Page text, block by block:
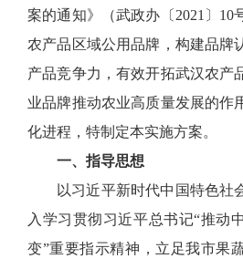
案的通知》（武政办〔2021〕10
农产品区域公用品牌，构建品牌
产品竞争力，有效开拓武汉农产
业品牌推动农业高质量发展的作
化进程，特制定本实施方案。
一、指导思想
以习近平新时代中国特色社
入学习贯彻习近平总书记“推动
变”重要指示精神，立足我市果